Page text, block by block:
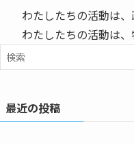
わたしたちの活動は、
わたしたちの活動は、
最近の投稿